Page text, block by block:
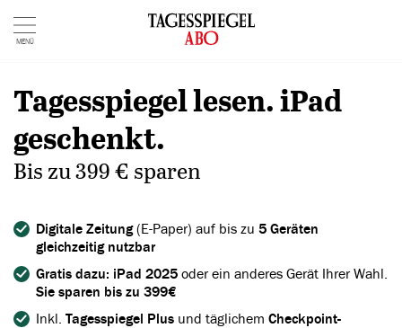
MENÜ
Tagesspiegel lesen. iPad
geschenkt.
Bis zu 399 € sparen
Digitale Zeitung(E-Paper) auf bis zu 5 Geräten
gleichzeitig nutzbar
Gratis dazu: iPad 2025 oder ein anderes Gerät Ihrer Wahl.
Sie sparen bis zu 399€
Inkl. Tagesspiegel Plus und täglichem Checkpoint-